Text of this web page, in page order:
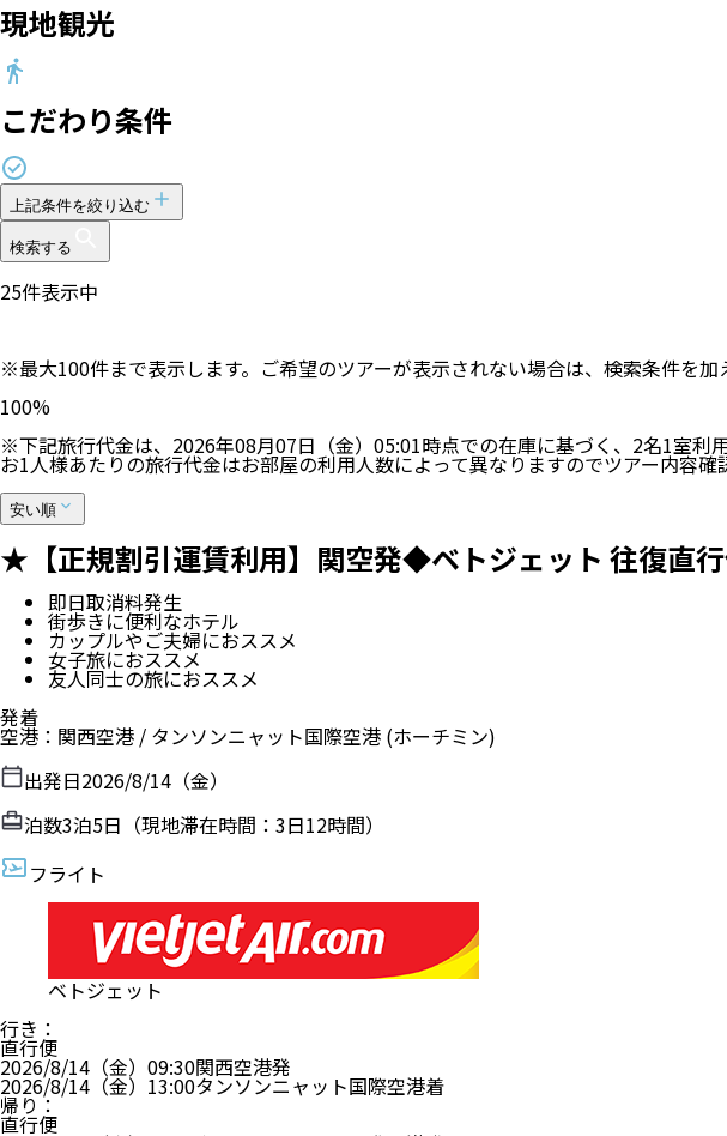
現地観光
こだわり条件
上記条件を絞り込む
検索する
25件表示中
※最大100件まで表示します。ご希望のツアーが表示されない場合は、検索条件を加
100%
※下記旅行代金は、 2026年08月07日（金）05:01時点での在庫に基づく、 2名1室利
お1人様あたりの旅行代金はお部屋の利用人数によって異なりますのでツアー内容確
安い順
★【正規割引運賃利用】関空発◆ベトジェット 往復直
即日取消料発生
街歩きに便利なホテル
カップルやご夫婦におススメ
女子旅におススメ
友人同士の旅におススメ
発着
空港 ： 関西空港 / タンソンニャット国際空港 (ホーチミン)
出発日2026/8/14（金）
泊数3泊5日（現地滞在時間： 3日12時間）
フライト
ベトジェット
行き ：
直行便
2026/8/14（金） 09:30関西空港発
2026/8/14（金） 13:00タンソンニャット国際空港着
帰り ：
直行便